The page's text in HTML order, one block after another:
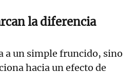
la diferencia
a un simple fruncido, sino
hacia un efecto de